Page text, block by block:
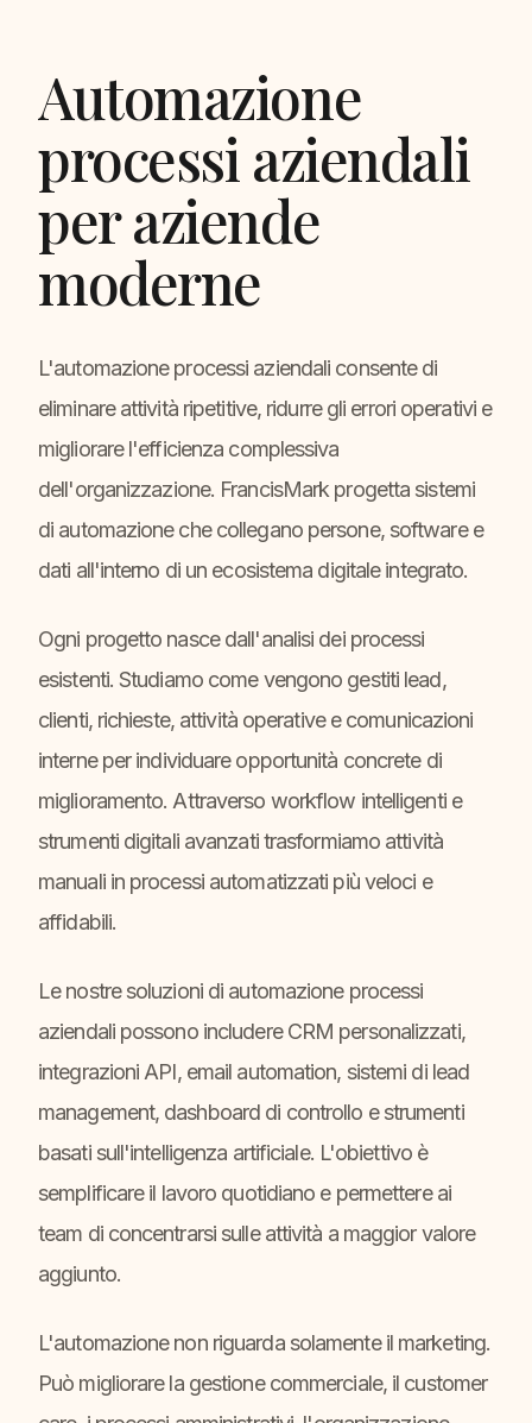
Automazione
processi aziendali
per aziende
moderne
L'automazione processi aziendali consente di
eliminare attività ripetitive, ridurre gli errori operativi e
migliorare l'efficienza complessiva
dell'organizzazione. FrancisMark progetta sistemi
di automazione che collegano persone, software e
dati all'interno di un ecosistema digitale integrato.
Ogni progetto nasce dall'analisi dei processi
esistenti. Studiamo come vengono gestiti lead,
clienti, richieste, attività operative e comunicazioni
interne per individuare opportunità concrete di
miglioramento. Attraverso workflow intelligenti e
strumenti digitali avanzati trasformiamo attività
manuali in processi automatizzati più veloci e
affidabili.
Le nostre soluzioni di automazione processi
aziendali possono includere CRM personalizzati,
integrazioni API, email automation, sistemi di lead
management, dashboard di controllo e strumenti
basati sull'intelligenza artificiale. L'obiettivo è
semplificare il lavoro quotidiano e permettere ai
team di concentrarsi sulle attività a maggior valore
aggiunto.
L'automazione non riguarda solamente il marketing.
Può migliorare la gestione commerciale, il customer